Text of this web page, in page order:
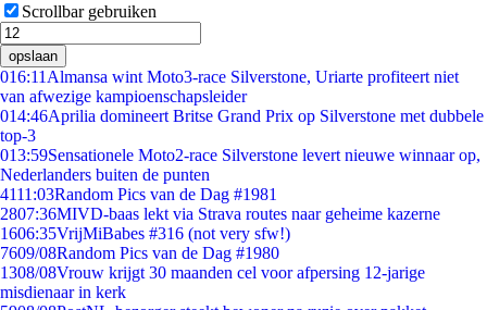
Scrollbar gebruiken
opslaan
016:11 Almansa wint Moto3-race Silverstone, Uriarte profiteert niet
van afwezige kampioenschapsleider
014:46Aprilia domineert Britse Grand Prix op Silverstone met dubbele
top-3
013:59Sensationele Moto2-race Silverstone levert nieuwe winnaar op,
Nederlanders buiten de punten
4111:03Random Pics van de Dag #1981
2807:36MIVD-baas lekt via Strava routes naar geheime kazerne
1606:35VrijMiBabes #316 (not very sfw!)
7609/08Random Pics van de Dag #1980
1308/08Vrouw krijgt 30 maanden cel voor afpersing 12-jarige
misdienaar in kerk